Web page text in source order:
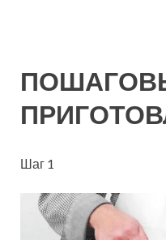
Шаг 1